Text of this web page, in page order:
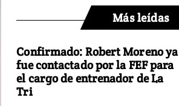
Más leídas
Confirmado: Robert Moreno ya
fue contactado por la FEF para
el cargo de entrenador de La
Tri